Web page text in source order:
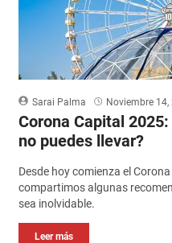
Sarai Palma Noviembre 14,
Corona Capital
no puedes llevar?
Desde hoy comienza el
compartimos algunas
sea inolvidable.
Leer más